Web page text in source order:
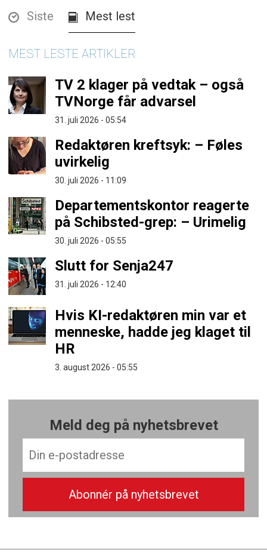
Siste Mest lest
MEST LESTE ARTIKLER
TV 2 klager på vedtak – også
TVNorge får advarsel
31. juli 2026 - 05:54
Redaktøren kreftsyk: – Føles
uvirkelig
30. juli 2026 - 11:09
Departementskontor reagerte
på Schibsted-grep: – Urimelig
30. juli 2026 - 05:55
Slutt for Senja247
31. juli 2026 - 12:40
Hvis KI-redaktøren min var et
menneske, hadde jeg klaget til
HR
3. august 2026 - 05:55
Meld deg på nyhetsbrevet